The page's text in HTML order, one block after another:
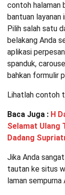
contoh halaman
bantuan layanan
Pilih salah satu
belakang Anda
aplikasi
spanduk,
bahkan formulir
Lihatlah contoh
Baca Juga : H
Selamat Ulang
Dadang
Jika Anda
tautan ke situs
laman sempurna